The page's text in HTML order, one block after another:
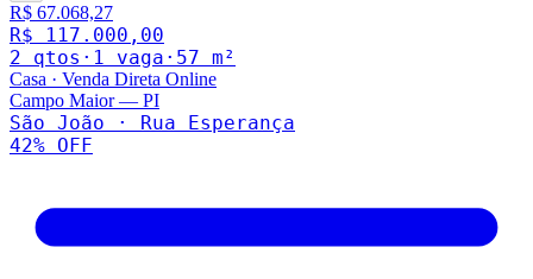
R$ 67.068,27
R$ 117.000,00
2 qtos · 1 vaga · 57 m²
Casa · Venda Direta Online
Campo Maior— PI
São João · Rua Esperança
42% OFF